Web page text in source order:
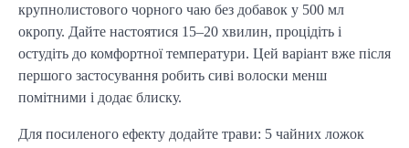
крупнолистового чорного чаю без добавок у 500 мл
окропу. Дайте настоятися 15–20 хвилин, процідіть і
остудіть до комфортної температури. Цей варіант вже після
першого застосування робить сиві волоски менш
помітними і додає блиску.
Для посиленого ефекту додайте трави: 5 чайних ложок